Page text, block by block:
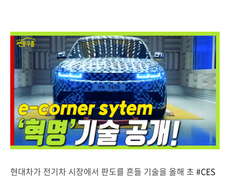
현대차가 전기차 시장에서 판도를 흔들 기술을 올해 초 #CES